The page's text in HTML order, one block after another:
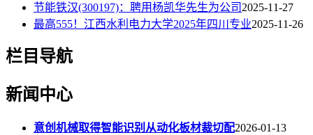
节能铁汉(300197)：聘用杨凯华先生为公司 2025-11-27
最高555！江西水利电力大学2025年四川专业2025-11-26
栏目导航
新闻中心
意创机械取得智能识别从动化板材裁切配2026-01-13